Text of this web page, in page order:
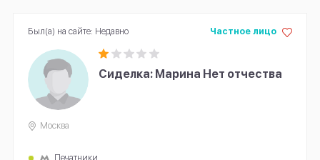
Сиделка: Марина Нет отчества
Частное лицо
Москва
Печатники
Был(а) на сайте: Недавно